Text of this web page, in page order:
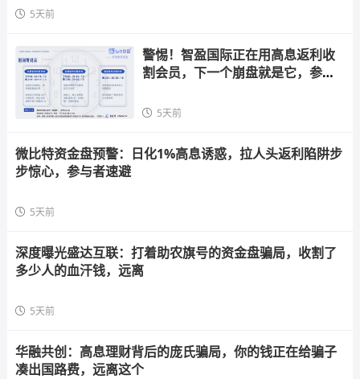
5天前
警惕！智盈国际正在用高息返利收
割会员，下一个崩盘就是它，参与
5天前
微比特资金盘预警：日化1%高息诱惑，拉人头返利陷阱步
步惊心，参与者速避
5天前
深度曝光盛达互联：打着助农旗号的资金盘骗局，收割了
多少人的血汗钱，远离
5天前
华融共创：高息理财背后的庞氏骗局，你的钱正在给骗子
凑出国路费，远离这个